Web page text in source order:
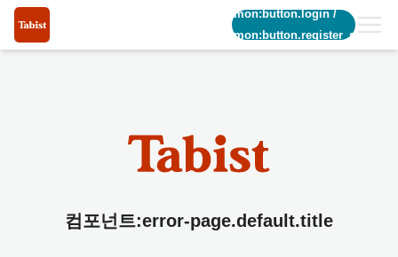
common:button.login/
common:button.register_short
컴포넌트:error-page.default.title